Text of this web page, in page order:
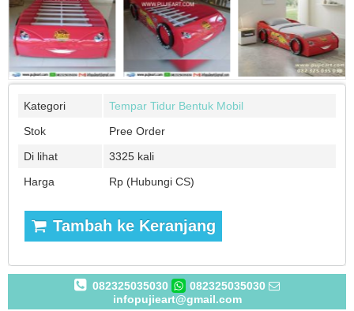
Kategori
Tempar Tidur Bentuk Mobil
Stok
Pree Order
Di lihat
3325 kali
Harga
Rp (Hubungi CS)
Tambah ke Keranjang
082325035030
082325035030
infopujieart@gmail.com